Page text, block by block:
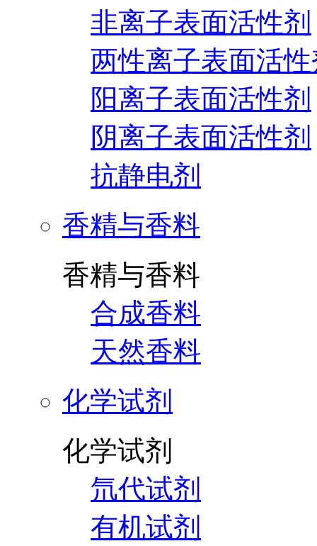
非离子表面活性剂
两性离子表面活
阳离子表面活性剂
阴离子表面活性剂
抗静电剂
香精与香料
香精与香料
合成香料
天然香料
化学试剂
化学试剂
氘代试剂
有机试剂